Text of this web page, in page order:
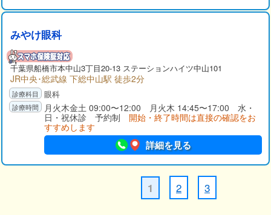
みやけ眼科
千葉県船橋市本中山3丁目20-13 ステーションハイツ中山101
JR中央･総武線 下総中山駅 徒歩2分
眼科
月火木金土 09:00〜12:00 月火木 14:45〜17:00 水・
日・祝休診 予約制 開始・終了時間は直接の確認をお
すすめします
詳細を見る
1 2 3